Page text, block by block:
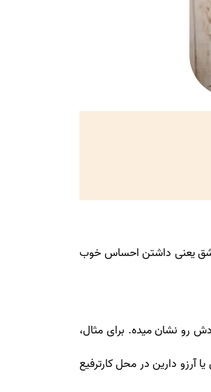
که عشق یعنی داشتن احساس خوب
رو نشان میده. برای مثال،
دارین در محل کار‌ترفیع